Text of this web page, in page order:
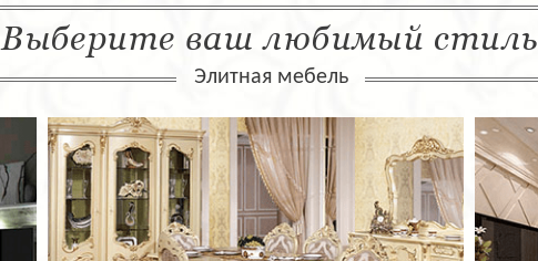
Выберите ваш любимый стиль
Элитная мебель